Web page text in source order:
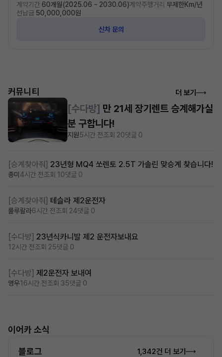
계약기간 60개월(2025.06 ~ 2030.06)계약주행거리 무제한Km/년
선납금 50,000,000원
신차 문의
커뮤니티 더 보기
[승계찾아줘] 23년형 MQ4 쏘렌토 2.5T 가솔린 맞승계 찾습니다!
종미 4시간 전조회 10댓글 0
[승계찾아줘] 테슬라 제2운전자
룰루랄라6시간 전조회 24댓글 0
[수다방] 23년식카니발 제2 운전자보내요
12시간 전조회 25댓글 0
[수다방] 제2운전자 보내여
영우16시간 전조회 35댓글 0
[수다방] 만 21세 장기렌트 승계해가실
분 구합니다!
지원5시간 전조회 20댓글 0
이어카 소식
블로그 1,342건 더 보기